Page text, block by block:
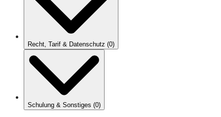
Recht, Tarif & Datenschutz (0)
Schulung & Sonstiges (0)